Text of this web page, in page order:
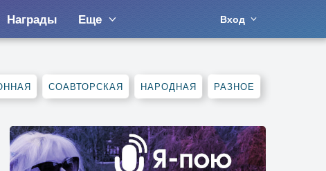
Награды Еще Вход
СОАВТОРСКАЯ НАРОДНАЯ РАЗНОЕ